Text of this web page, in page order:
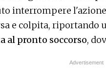
interrompere
e colpita, riportando
al pronto soccorso,